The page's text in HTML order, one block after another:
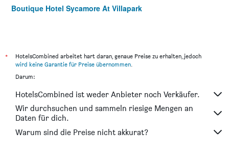
Boutique Hotel Sycamore At Villapark
*
HotelsCombined arbeitet hart daran, genaue Preise zu erhalten, jedoch
wird keine Garantie für Preise übernommen.
Darum:
HotelsCombined ist weder Anbieter noch Verkäufer.
Wir durchsuchen und sammeln riesige Mengen an
Daten für dich.
Warum sind die Preise nicht akkurat?